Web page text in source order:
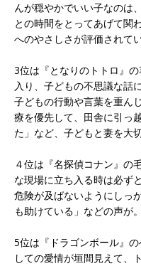
んが穏やかでいい子なのは
との時間をとってあげて関
へのやさしさが評価されて
3位は『となりのトトロ』
入り、子どもの不思議な話
子どもの行動や言葉を重ん
療を優先して、田舎に引っ
た」など、子どもと妻を大
４位は『名探偵コナン』の
な現場に立ち入る時は必ず
危険が及ばないようにしっ
も助けている」などの声が。
5位は『ドラゴンボール』
しての愛情が垣間見えて、